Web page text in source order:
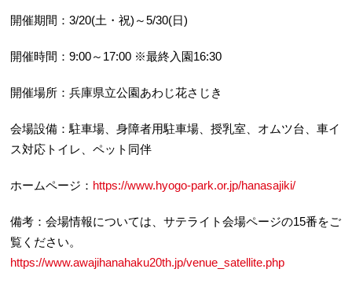
開催期間：3/20(土・祝)～5/30(日)
開催時間：9:00～17:00 ※最終入園16:30
開催場所：兵庫県立公園あわじ花さじき
会場設備：駐車場、身障者用駐車場、授乳室、オムツ台、車イ
ス対応トイレ、ペット同伴
ホームページ： https://www.hyogo-park.or.jp/hanasajiki/
備考：会場情報については、サテライト会場ページの15番をご
覧ください。
https://www.awajihanahaku20th.jp/venue_satellite.php